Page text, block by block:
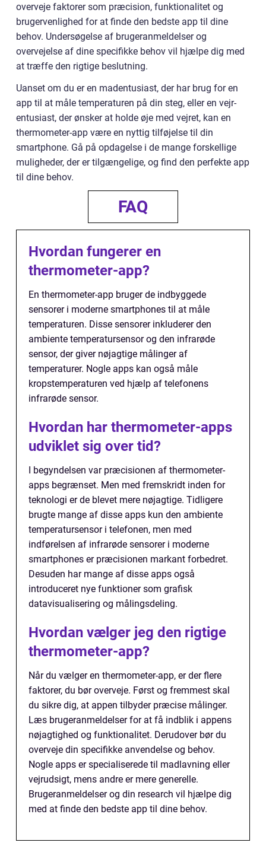
overveje faktorer som præcision, funktionalitet og
brugervenlighed for at finde den bedste app til dine
behov. Undersøgelse af brugeranmeldelser og
overvejelse af dine specifikke behov vil hjælpe dig med
at træffe den rigtige beslutning.
Uanset om du er en madentusiast, der har brug for en
app til at måle temperaturen på din steg, eller en vejr-
entusiast, der ønsker at holde øje med vejret, kan en
thermometer-app være en nyttig tilføjelse til din
smartphone. Gå på opdagelse i de mange forskellige
muligheder, der er tilgængelige, og find den perfekte app
til dine behov.
FAQ
Hvordan fungerer en
thermometer-app?
En thermometer-app bruger de indbyggede
sensorer i moderne smartphones til at måle
temperaturen. Disse sensorer inkluderer den
ambiente temperatursensor og den infrarøde
sensor, der giver nøjagtige målinger af
temperaturer. Nogle apps kan også måle
kropstemperaturen ved hjælp af telefonens
infrarøde sensor.
Hvordan har thermometer-apps
udviklet sig over tid?
I begyndelsen var præcisionen af thermometer-
apps begrænset. Men med fremskridt inden for
teknologi er de blevet mere nøjagtige. Tidligere
brugte mange af disse apps kun den ambiente
temperatursensor i telefonen, men med
indførelsen af infrarøde sensorer i moderne
smartphones er præcisionen markant forbedret.
Desuden har mange af disse apps også
introduceret nye funktioner som grafisk
datavisualisering og målingsdeling.
Hvordan vælger jeg den rigtige
thermometer-app?
Når du vælger en thermometer-app, er der flere
faktorer, du bør overveje. Først og fremmest skal
du sikre dig, at appen tilbyder præcise målinger.
Læs brugeranmeldelser for at få indblik i appens
nøjagtighed og funktionalitet. Derudover bør du
overveje din specifikke anvendelse og behov.
Nogle apps er specialiserede til madlavning eller
vejrudsigt, mens andre er mere generelle.
Brugeranmeldelser og din research vil hjælpe dig
med at finde den bedste app til dine behov.